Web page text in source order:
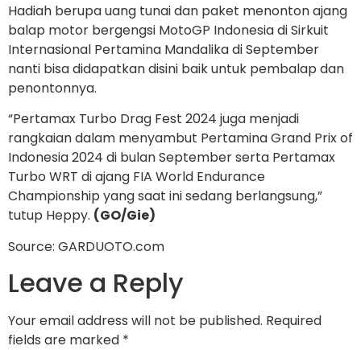
Hadiah berupa uang tunai dan paket menonton ajang
balap motor bergengsi MotoGP Indonesia di Sirkuit
Internasional Pertamina Mandalika di September
nanti bisa didapatkan disini baik untuk pembalap dan
penontonnya.
“Pertamax Turbo Drag Fest 2024 juga menjadi
rangkaian dalam menyambut Pertamina Grand Prix of
Indonesia 2024 di bulan September serta Pertamax
Turbo WRT di ajang FIA World Endurance
Championship yang saat ini sedang berlangsung,”
tutup Heppy. (GO/Gie)
Source: GARDUOTO.com
Leave a Reply
Your email address will not be published. Required
fields are marked *